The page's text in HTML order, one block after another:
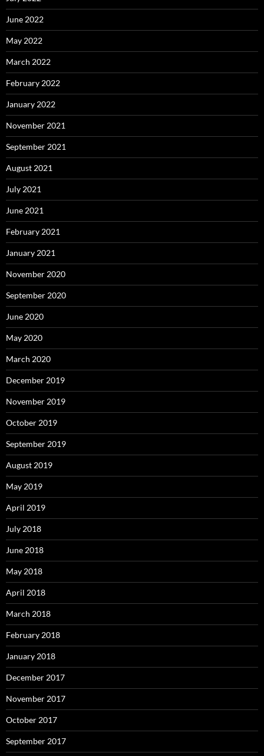
June 2022
May 2022
March 2022
February 2022
January 2022
November 2021
September 2021
August 2021
July 2021
June 2021
February 2021
January 2021
November 2020
September 2020
June 2020
May 2020
March 2020
December 2019
November 2019
October 2019
September 2019
August 2019
May 2019
April 2019
July 2018
June 2018
May 2018
April 2018
March 2018
February 2018
January 2018
December 2017
November 2017
October 2017
September 2017